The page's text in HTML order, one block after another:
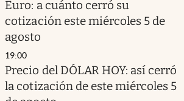
Euro: a cuánto cerró su
cotización este miércoles 5 de
agosto
19:00
Precio del DÓLAR HOY: así cerró
la cotización de este miércoles 5